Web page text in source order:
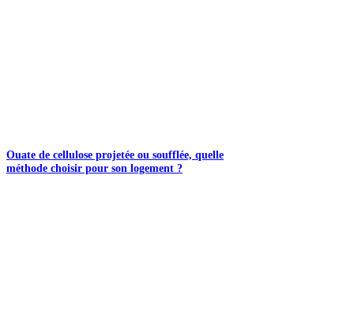
Ouate de cellulose projetée ou soufflée, quelle
méthode choisir pour son logement ?